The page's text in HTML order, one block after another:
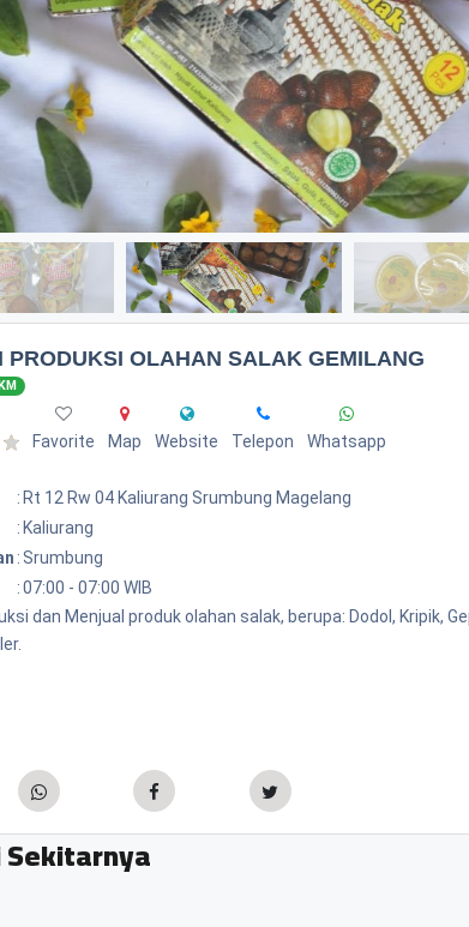
PRODUKSI OLAHAN SALAK GEMILANG
Favorite Map Website Telepon Whatsapp
: Rt 12 Rw 04 Kaliurang Srumbung Magelang
: Kaliurang
: Srumbung
:07:00 - 07:00 WIB
dan Menjual produk olahan salak, berupa: Dodol, Kripik,